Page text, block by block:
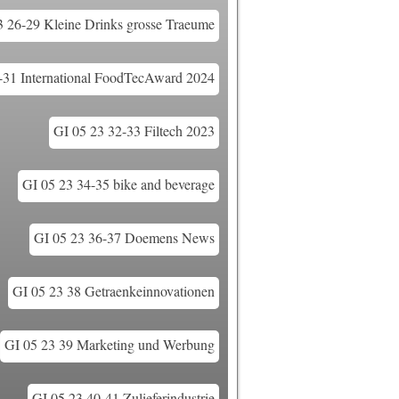
26-29 Kleine Drinks grosse Traeume
International FoodTecAward 2024
GI 05 23 32-33 Filtech 2023
GI 05 23 34-35 bike and beverage
GI 05 23 36-37 Doemens News
GI 05 23 38 Getraenkeinnovationen
GI 05 23 39 Marketing und Werbung